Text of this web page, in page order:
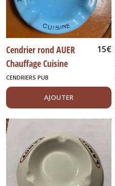
Cendrier rond AUER
Chauffage Cuisine
Eclairage
15€
CENDRIERS PUB
AJOUTER